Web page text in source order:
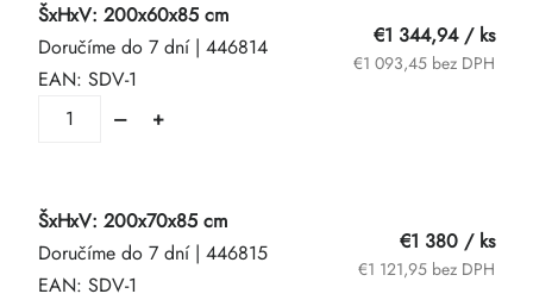
ŠxHxV: 200x60x85 cm
Doručíme do 7 dní | 446814
EAN: SDV-1
€1 344,94 / ks
€1 093,45 bez DPH
ŠxHxV: 200x70x85 cm
Doručíme do 7 dní | 446815
EAN: SDV-1
€1 380 / ks
€1 121,95 bez DPH